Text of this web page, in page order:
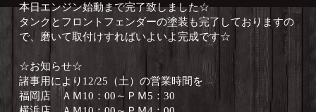
本日エンジン始動まで完了致しました☆
タンクとフロントフェンダーの塗装も完了しておりますの
で、磨いて取付けすればいよいよ完成です☆
☆お知らせ☆
諸事用により12/25（土）の営業時間を
福岡店 ＡＭ10：00～ＰＭ5：30